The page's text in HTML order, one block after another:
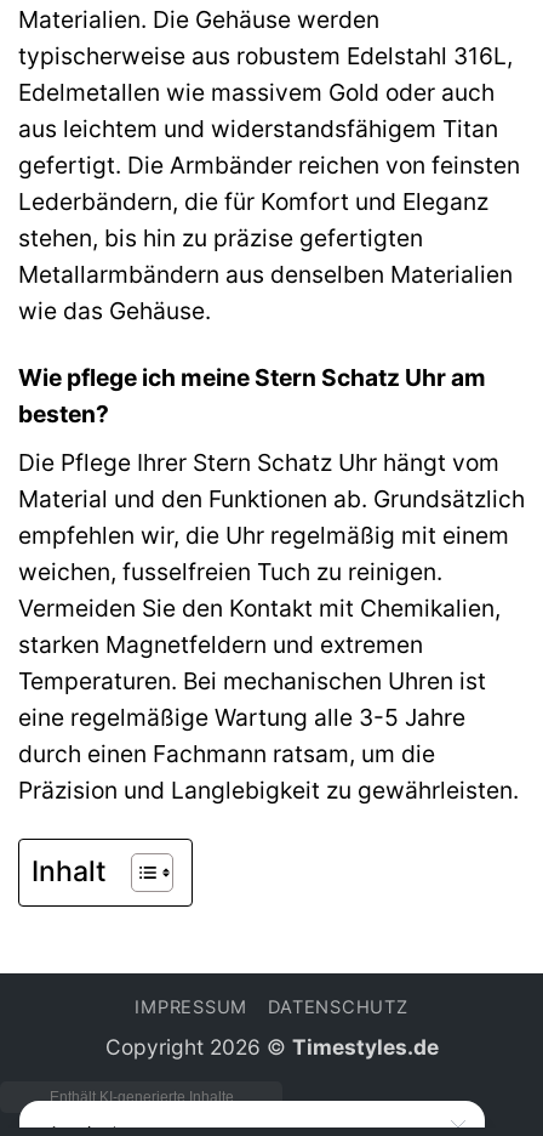
Materialien. Die Gehäuse werden
typischerweise aus robustem Edelstahl 316L,
Edelmetallen wie massivem Gold oder auch
aus leichtem und widerstandsfähigem Titan
gefertigt. Die Armbänder reichen von feinsten
Lederbändern, die für Komfort und Eleganz
stehen, bis hin zu präzise gefertigten
Metallarmbändern aus denselben Materialien
wie das Gehäuse.
Wie pflege ich meine Stern Schatz Uhr am
besten?
Die Pflege Ihrer Stern Schatz Uhr hängt vom
Material und den Funktionen ab. Grundsätzlich
empfehlen wir, die Uhr regelmäßig mit einem
weichen, fusselfreien Tuch zu reinigen.
Vermeiden Sie den Kontakt mit Chemikalien,
starken Magnetfeldern und extremen
Temperaturen. Bei mechanischen Uhren ist
eine regelmäßige Wartung alle 3-5 Jahre
durch einen Fachmann ratsam, um die
Präzision und Langlebigkeit zu gewährleisten.
Inhalt
IMPRESSUM DATENSCHUTZ
Copyright 2026 © Timestyles.de